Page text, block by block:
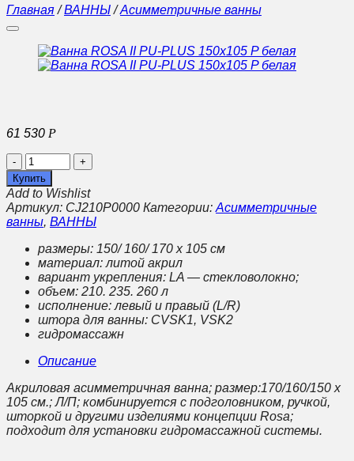
Главная / ВАННЫ / Асимметричные ванны
61 530 Р
Количество
Ванна
ROSA
II
PU-
PLUS
150x105
P
белая
Купить
Add to Wishlist
Артикул: CJ210P0000 Категории: Асимметричные
ванны, ВАННЫ
размеры: 150/ 160/ 170 x 105 см
материал: литой акрил
вариант укрепления: LA — стекловолокно;
объем: 210. 235. 260 л
исполнение: левый и правый (L/R)
штора для ванны: CVSK1, VSK2
гидромассажн
Описание
Акриловая асимметричная ванна; размер:170/160/150 x
105 см.; Л/П; комбинируется с подголовником, ручкой,
шторкой и другими изделиями концепции Rosa;
подходит для установки гидромассажной системы.